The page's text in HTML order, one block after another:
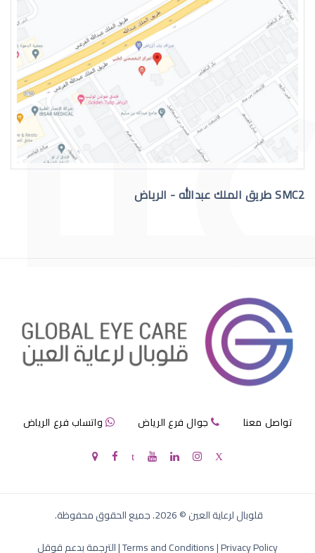
رقم دكتور عيون للاستشاره
افضل دكتور عيون اطفال بالرياض
SMC2 طريق الملك عبدالله - الرياض
تواصل معنا جوال فرع الرياض واتساب فرع الرياض
قلوبال لرعاية العين©
2026. جميع الحقوق محفوظة.
Terms and Conditions|Privacy Policy
|الترجمة بدعم قوقل